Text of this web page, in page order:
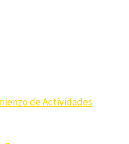
de Actividades